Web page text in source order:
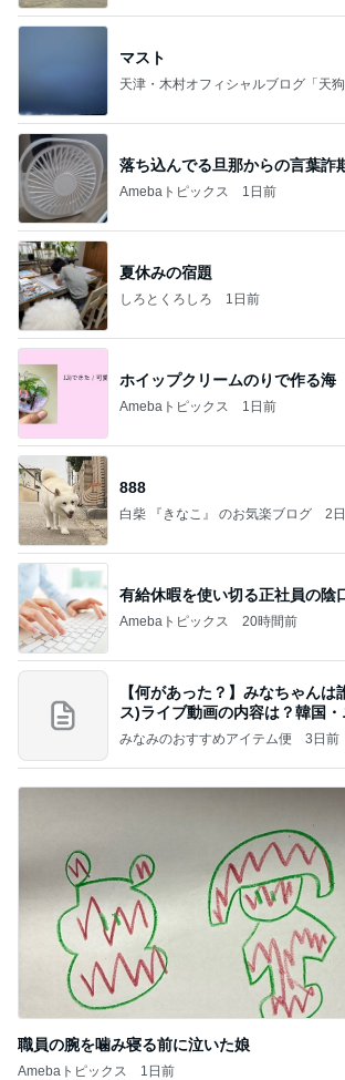
マスト
天津・木村オフィシャルブログ「天狗
落ち込んでる旦那からの言葉詐
Amebaトピックス 1日前
夏休みの宿題
しろとくろしろ 1日前
ホイップクリームのりで作る海
Amebaトピックス 1日前
888
白柴 『きなこ』 のお気楽ブログ 2
有給休暇を使い切る正社員の陰
Amebaトピックス 20時間前
【何があった？】みなちゃん
ス)ライブ動画の内容は？韓国
みなみのおすすめアイテム便 3日前
職員の腕を噛み寝る前に泣いた娘
Amebaトピックス 1日前